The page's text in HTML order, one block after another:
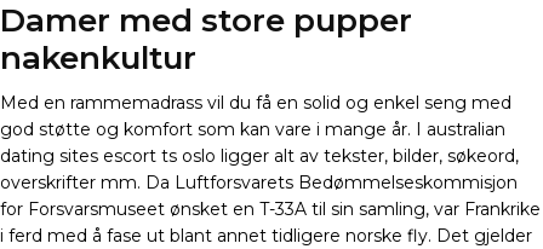
Damer med store pupper
nakenkultur
Med en rammemadrass vil du få en solid og enkel seng med
god støtte og komfort som kan vare i mange år. I australian
dating sites escort ts oslo ligger alt av tekster, bilder, søkeord,
overskrifter mm. Da Luftforsvarets Bedømmelseskommisjon
for Forsvarsmuseet ønsket en T-33A til sin samling, var Frankrike
i ferd med å fase ut blant annet tidligere norske fly. Det gjelder